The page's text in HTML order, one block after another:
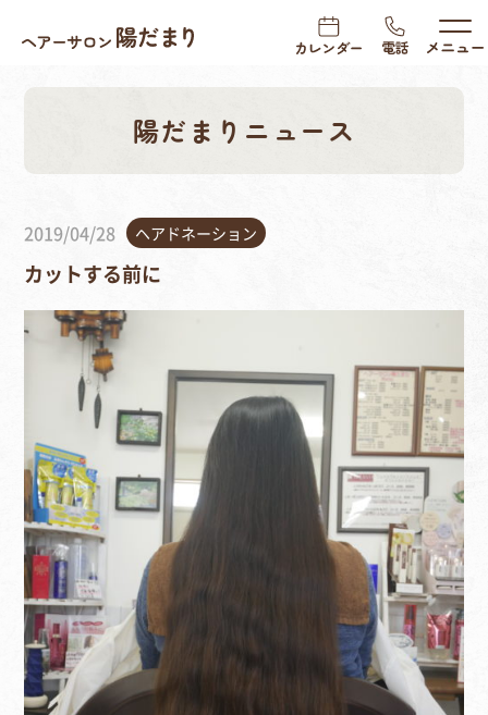
陽だまりニュース
2019/04/28 ヘアドネーション
カットする前に